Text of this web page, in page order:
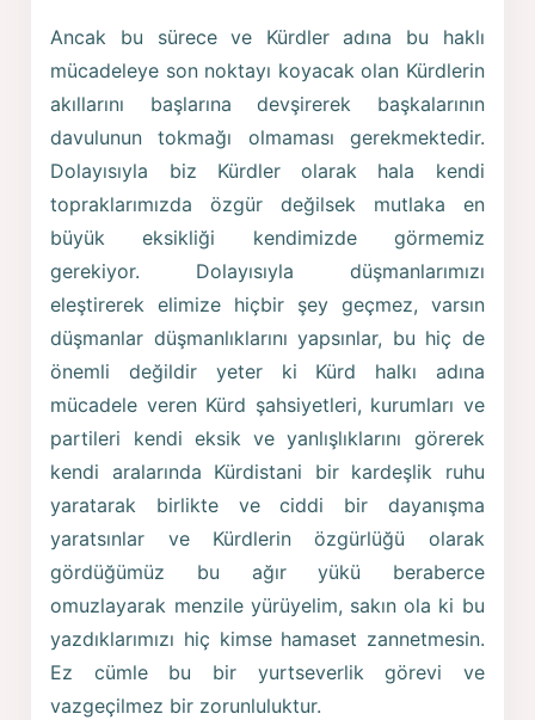
Ancak bu sürece ve Kürdler adına bu haklı
mücadeleye son noktayı koyacak olan Kürdlerin
akıllarını başlarına devşirerek başkalarının
davulunun tokmağı olmaması gerekmektedir.
Dolayısıyla biz Kürdler olarak hala kendi
topraklarımızda özgür değilsek mutlaka en
büyük eksikliği kendimizde görmemiz
gerekiyor. Dolayısıyla düşmanlarımızı
eleştirerek elimize hiçbir şey geçmez, varsın
düşmanlar düşmanlıklarını yapsınlar, bu hiç de
önemli değildir yeter ki Kürd halkı adına
mücadele veren Kürd şahsiyetleri, kurumları ve
partileri kendi eksik ve yanlışlıklarını görerek
kendi aralarında Kürdistani bir kardeşlik ruhu
yaratarak birlikte ve ciddi bir dayanışma
yaratsınlar ve Kürdlerin özgürlüğü olarak
gördüğümüz bu ağır yükü beraberce
omuzlayarak menzile yürüyelim, sakın ola ki bu
yazdıklarımızı hiç kimse hamaset zannetmesin.
Ez cümle bu bir yurtseverlik görevi ve
vazgeçilmez bir zorunluluktur.